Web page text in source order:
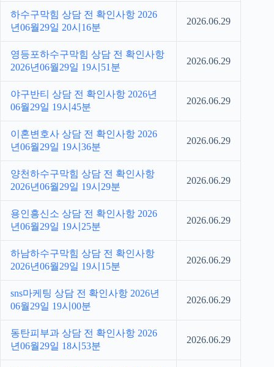
하수구막힘 상담 전 확인사항 2026
년06월29일 20시16분
2026.06.29
영등포하수구막힘 상담 전 확인사항
2026년06월29일 19시51분
2026.06.29
야구반티 상담 전 확인사항 2026년
06월29일 19시45분
2026.06.29
이혼변호사 상담 전 확인사항 2026
년06월29일 19시36분
2026.06.29
양천하수구막힘 상담 전 확인사항
2026년06월29일 19시29분
2026.06.29
용인흥신소 상담 전 확인사항 2026
년06월29일 19시25분
2026.06.29
하남하수구막힘 상담 전 확인사항
2026년06월29일 19시15분
2026.06.29
sns마케팅 상담 전 확인사항 2026년
06월29일 19시00분
2026.06.29
동탄피부과 상담 전 확인사항 2026
년06월29일 18시53분
2026.06.29